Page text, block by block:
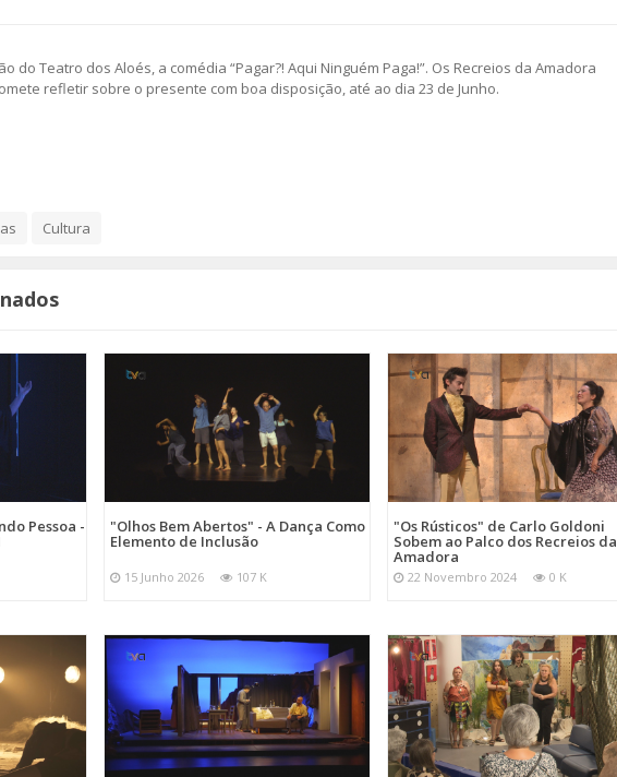
do Teatro dos Aloés, a comédia “Pagar?! Aqui Ninguém Paga!”. Os Recreios da Amadora
refletir sobre o presente com boa disposição, até ao dia 23 de Junho.
Cultura
Pessoa - "Olhos Bem Abertos" - A Dança Como
Elemento de Inclusão
15 Junho 2026 107 K
"Os Rústicos" de Carlo Goldoni
Sobem ao Palco dos Recreios da
Amadora
22 Novembro 2024 0 K